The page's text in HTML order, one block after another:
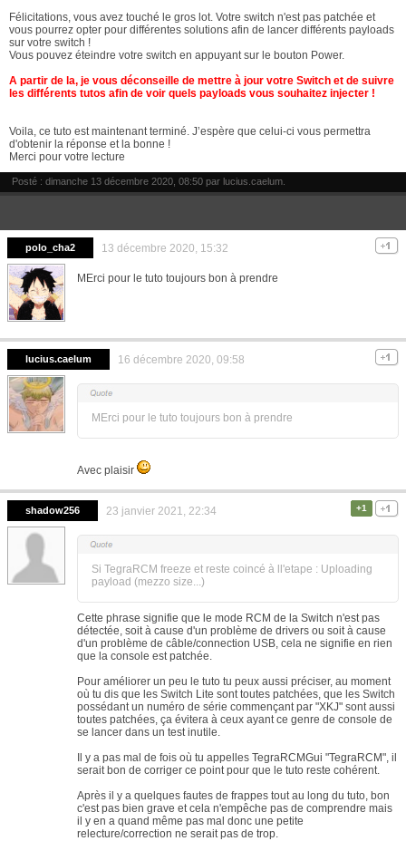
Félicitations, vous avez touché le gros lot. Votre switch n'est pas patchée et
vous pourrez opter pour différentes solutions afin de lancer différents payloads
sur votre switch !
Vous pouvez éteindre votre switch en appuyant sur le bouton Power.
A partir de la, je vous déconseille de mettre à jour votre Switch et de suivre
les différents tutos afin de voir quels payloads vous souhaitez injecter !
Voila, ce tuto est maintenant terminé. J’espère que celui-ci vous permettra
d'obtenir la réponse et la bonne !
Merci pour votre lecture
Posté : dimanche 13 décembre 2020, 08:50 par lucius.caelum
polo_cha2 13 décembre 2020, 15:32
MErci pour le tuto toujours bon à prendre
lucius.caelum 16 décembre 2020, 09:58
MErci pour le tuto toujours bon à prendre
Avec plaisir
shadow256 23 janvier 2021, 22:34 +1
Si TegraRCM freeze et reste coincé à ll'etape : Uploading
payload (mezzo size...)
Cette phrase signifie que le mode RCM de la Switch n'est pas
détectée, soit à cause d'un problème de drivers ou soit à cause
d'un problème de câble/connection USB, cela ne signifie en rien
que la console est patchée.
Pour améliorer un peu le tuto tu peux aussi préciser, au moment
où tu dis que les Switch Lite sont toutes patchées, que les Switch
possédant un numéro de série commençant par "XKJ" sont aussi
toutes patchées, ça évitera à ceux ayant ce genre de console de
se lancer dans un test inutile.
Il y a pas mal de fois où tu appelles TegraRCMGui "TegraRCM", il
serait bon de corriger ce point pour que le tuto reste cohérent.
Après il y a quelques fautes de frappes tout au long du tuto, bon
c'est pas bien grave et cela n'empêche pas de comprendre mais
il y en a quand même pas mal donc une petite
relecture/correction ne serait pas de trop.